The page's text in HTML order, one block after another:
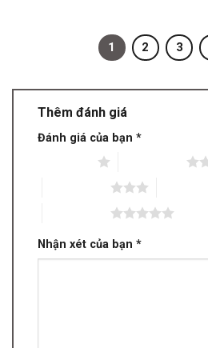
1 2 3
Thêm đánh giá
Đánh giá của bạn *
Nhận xét của bạn *